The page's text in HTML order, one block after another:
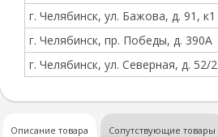
г. Челябинск, ул. Бажова, д. 91, к1
г. Челябинск, пр. Победы, д. 390А
г. Челябинск, ул. Северная, д. 52/2
Описание товара Сопутствующие товары